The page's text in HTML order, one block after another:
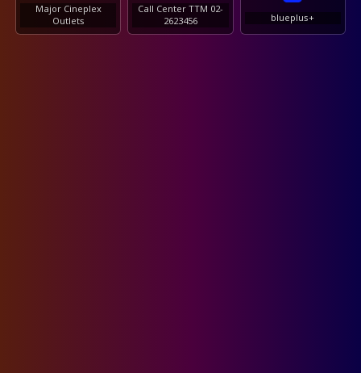
Major Cineplex
Outlets
Call Center TTM 02-
2623456
blueplus+